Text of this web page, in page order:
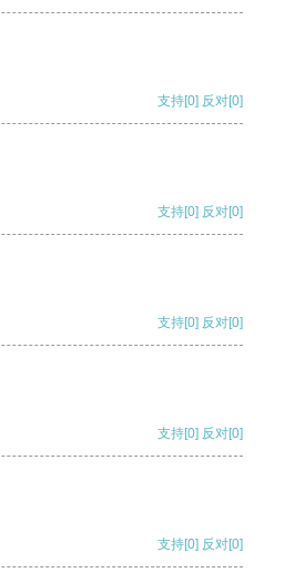
支持[0] 反对[0]
支持[0] 反对[0]
支持[0] 反对[0]
支持[0] 反对[0]
支持[0] 反对[0]